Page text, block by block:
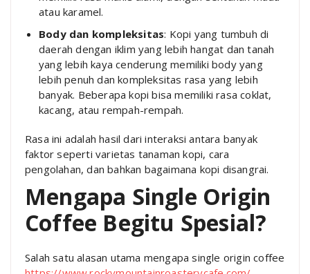
atau karamel.
Body dan kompleksitas: Kopi yang tumbuh di
daerah dengan iklim yang lebih hangat dan tanah
yang lebih kaya cenderung memiliki body yang
lebih penuh dan kompleksitas rasa yang lebih
banyak. Beberapa kopi bisa memiliki rasa coklat,
kacang, atau rempah-rempah.
Rasa ini adalah hasil dari interaksi antara banyak
faktor seperti varietas tanaman kopi, cara
pengolahan, dan bahkan bagaimana kopi disangrai.
Mengapa Single Origin
Coffee Begitu Spesial?
Salah satu alasan utama mengapa single origin coffee